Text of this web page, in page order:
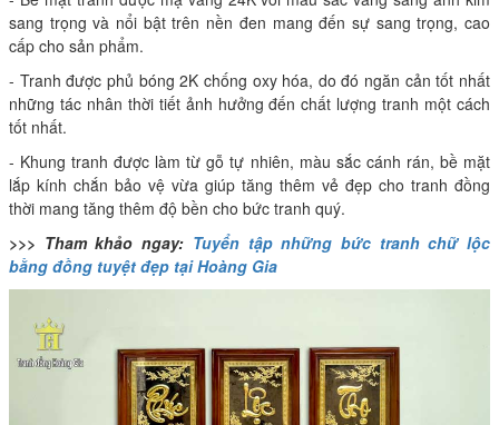
sang trọng và nổi bật trên nền đen mang đến sự sang trọng, cao
cấp cho sản phẩm.
- Tranh được phủ bóng 2K chống oxy hóa, do đó ngăn cản tốt nhất
những tác nhân thời tiết ảnh hưởng đến chất lượng tranh một cách
tốt nhất.
- Khung tranh được làm từ gỗ tự nhiên, màu sắc cánh rán, bề mặt
lắp kính chắn bảo vệ vừa giúp tăng thêm vẻ đẹp cho tranh đồng
thời mang tăng thêm độ bền cho bức tranh quý.
>>> Tham khảo ngay: Tuyển tập những bức tranh chữ lộc
bằng đồng tuyệt đẹp tại Hoàng Gia